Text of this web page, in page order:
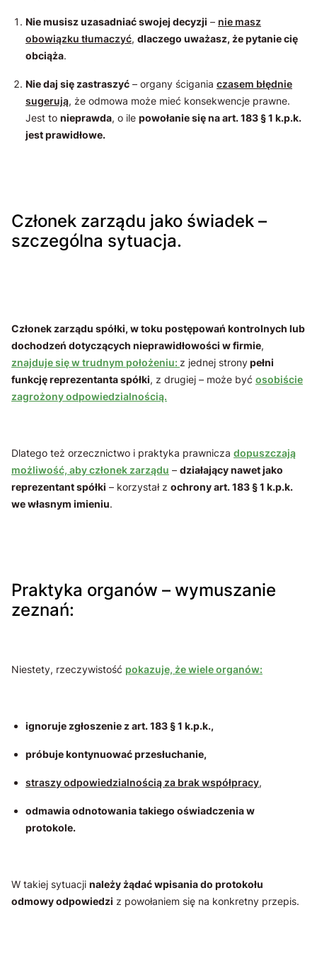
Nie musisz uzasadniać swojej decyzji – nie masz
obowiązku tłumaczyć, dlaczego uważasz, że pytanie cię
obciąża.
Nie daj się zastraszyć – organy ścigania czasem błędnie
sugerują, że odmowa może mieć konsekwencje prawne.
Jest to nieprawda, o ile powołanie się na art. 183 § 1 k.p.k.
jest prawidłowe.
Członek zarządu jako świadek –
szczególna sytuacja.
Członek zarządu spółki, w toku postępowań kontrolnych lub
dochodzeń dotyczących nieprawidłowości w firmie,
znajduje się w trudnym położeniu: z jednej stronypełni
funkcję reprezentanta spółki, z drugiej – może być osobiście
zagrożony odpowiedzialnością.
Dlatego też orzecznictwo i praktyka prawnicza dopuszczają
możliwość, aby członek zarządu – działający nawet jako
reprezentant spółki – korzystał z ochrony art. 183 § 1 k.p.k.
we własnym imieniu.
Praktyka organów – wymuszanie
zeznań:
Niestety, rzeczywistość pokazuje, że wiele organów:
ignoruje zgłoszenie z art. 183 § 1 k.p.k.,
próbuje kontynuować przesłuchanie,
straszy odpowiedzialnością za brak współpracy,
odmawia odnotowania takiego oświadczenia w
protokole.
W takiej sytuacji należy żądać wpisania do protokołu
odmowy odpowiedzi z powołaniem się na konkretny przepis.